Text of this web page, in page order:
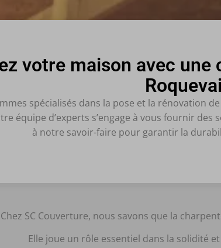
votre maison avec
spécialisés dans la pose et la rénovation
équipe d’experts s’engage à vous fournir
à notre savoir-faire pour garantir la
Chez SC Couverture, nous savons que la
Elle joue un rôle essentiel dans la solidité